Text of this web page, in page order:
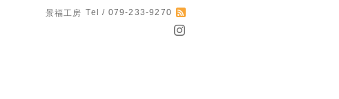
景福工房 Tel / 079-233-9270